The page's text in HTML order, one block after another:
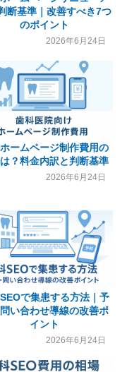
断基準｜改善すべき7つ
のポイント
2026年6月24日
ームページ制作費用の
？料金内訳と判断基準
2026年6月24日
で集患する方法｜予
い合わせ導線の改善ポ
イント
2026年6月24日